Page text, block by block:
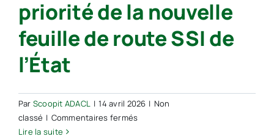
priorité de la nouvelle
feuille de route SSI de
l’État
Par Scoopit ADACL | 14 avril 2026 | Non
classé | Commentaires ferméssur
Lire la suite